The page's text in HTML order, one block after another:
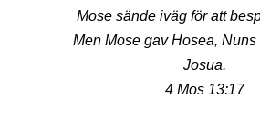
Mose sände iväg för att
Men Mose gav Hosea,
Josua.
4 Mos 13:17